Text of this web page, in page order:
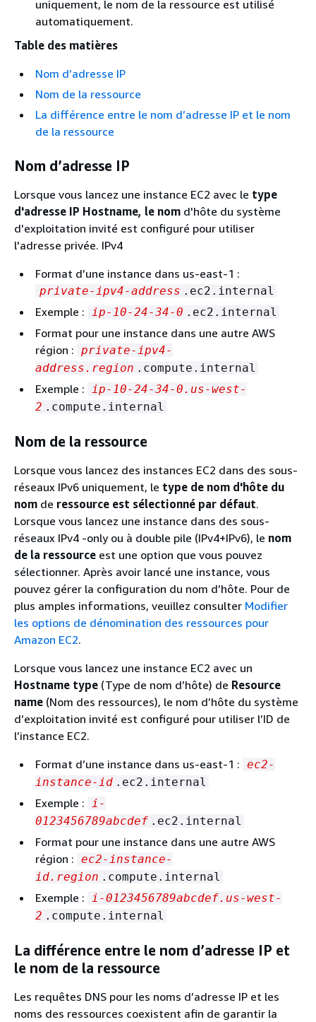
uniquement, le nom de la ressource est utilisé
automatiquement.
Table des matières
Nom d’adresse IP
Nom de la ressource
La différence entre le nom d’adresse IP et le nom
de la ressource
Nom d’adresse IP
Lorsque vous lancez une instance EC2 avec le type
d'adresse IP Hostname, le nom d'hôte du système
d'exploitation invité est configuré pour utiliser
l'adresse privée. IPv4
Format d’une instance dans us-east-1 :
private-ipv4-address .ec2.internal
Exemple : ip-10-24-34-0 .ec2.internal
Format pour une instance dans une autre AWS
région : private-ipv4-
address.region .compute.internal
Exemple :
ip-10-24-34-0.us-west-
2 .compute.internal
Nom de la ressource
Lorsque vous lancez des instances EC2 dans des sous-
réseaux IPv6 uniquement, le type de nom d'hôte du
nom de ressource est sélectionné par défaut.
Lorsque vous lancez une instance dans des sous-
réseaux IPv4 -only ou à double pile (IPv4+IPv6), le nom
de la ressource est une option que vous pouvez
sélectionner. Après avoir lancé une instance, vous
pouvez gérer la configuration du nom d’hôte. Pour de
plus amples informations, veuillez consulter Modifier
les options de dénomination des ressources pour
Amazon EC2.
Lorsque vous lancez une instance EC2 avec un
Hostname type (Type de nom d’hôte) de Resource
name (Nom des ressources), le nom d’hôte du système
d’exploitation invité est configuré pour utiliser l’ID de
l’instance EC2.
Format d’une instance dans us-east-1 : ec2-
instance-id .ec2.internal
Exemple :
i-
0123456789abcdef .ec2.internal
Format pour une instance dans une autre AWS
région : ec2-instance-
id.region .compute.internal
Exemple :
i-0123456789abcdef.us-west-
2 .compute.internal
La différence entre le nom d’adresse IP et
le nom de la ressource
Les requêtes DNS pour les noms d’adresse IP et les
noms des ressources coexistent afin de garantir la